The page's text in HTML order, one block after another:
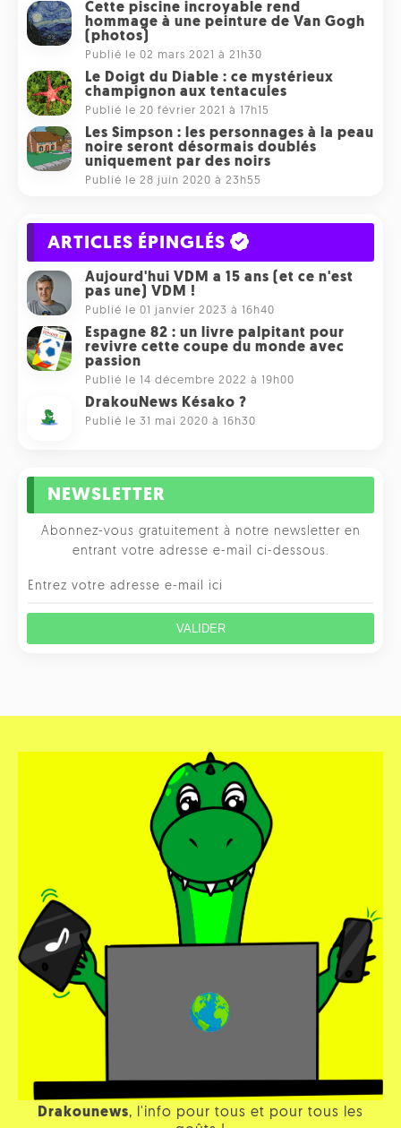
Cette piscine incroyable rend
hommage à une peinture de Van Gogh
(photos)
Publié le 02 mars 2021 à 21h30
Le Doigt du Diable : ce mystérieux
champignon aux tentacules
Publié le 20 février 2021 à 17h15
Les Simpson : les personnages à la peau
noire seront désormais doublés
uniquement par des noirs
Publié le 28 juin 2020 à 23h55
ARTICLES ÉPINGLÉS
Aujourd'hui VDM a 15 ans (et ce n'est
pas une) VDM !
Publié le 01 janvier 2023 à 16h40
Espagne 82 : un livre palpitant pour
revivre cette coupe du monde avec
passion
Publié le 14 décembre 2022 à 19h00
DrakouNews Késako ?
Publié le 31 mai 2020 à 16h30
NEWSLETTER
Abonnez-vous gratuitement à notre newsletter en
entrant votre adresse e-mail ci-dessous.
VALIDER
Drakounews, l'info pour tous et pour tous les